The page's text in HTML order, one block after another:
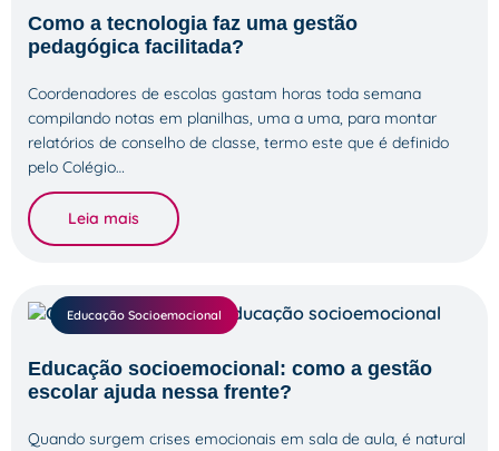
Como a tecnologia faz uma gestão
pedagógica facilitada?
Coordenadores de escolas gastam horas toda semana
compilando notas em planilhas, uma a uma, para montar
relatórios de conselho de classe, termo este que é definido
pelo Colégio…
Leia mais
Educação Socioemocional
Educação socioemocional: como a gestão
escolar ajuda nessa frente?
Quando surgem crises emocionais em sala de aula, é natural